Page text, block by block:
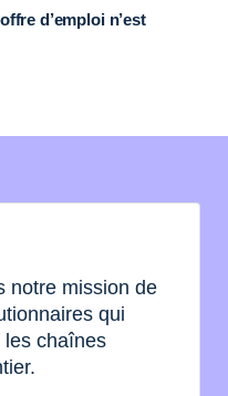
d’emploi n’est
notre mission de
qui
les chaînes